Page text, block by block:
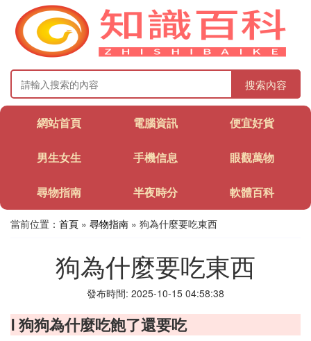
搜索內容
網站首頁 電腦資訊 便宜好貨
男生女生 手機信息 眼觀萬物
尋物指南 半夜時分 軟體百科
當前位置： 首頁 » 尋物指南 » 狗為什麼要吃東西
狗為什麼要吃東西
發布時間: 2025-10-15 04:58:38
Ⅰ 狗狗為什麼吃飽了還要吃